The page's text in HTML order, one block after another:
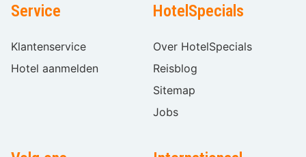
Service
Klantenservice
Hotel aanmelden
HotelSpecials
Over HotelSpecials
Reisblog
Sitemap
Jobs